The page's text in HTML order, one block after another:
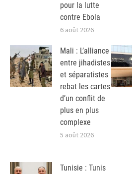
pour la lutte
contre Ebola
6 août 2026
Mali : L’alliance
entre jihadistes
et séparatistes
rebat les cartes
d’un conflit de
plus en plus
complexe
5 août 2026
Tunisie : Tunis